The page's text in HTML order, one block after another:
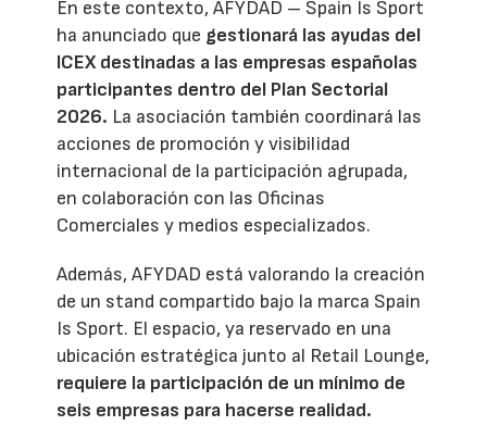
En este contexto, AFYDAD – Spain Is Sport
ha anunciado que gestionará las ayudas del
ICEX destinadas a las empresas españolas
participantes dentro del Plan Sectorial
2026. La asociación también coordinará las
acciones de promoción y visibilidad
internacional de la participación agrupada,
en colaboración con las Oficinas
Comerciales y medios especializados.
Además, AFYDAD está valorando la creación
de un stand compartido bajo la marca Spain
Is Sport. El espacio, ya reservado en una
ubicación estratégica junto al Retail Lounge,
requiere la participación de un mínimo de
seis empresas para hacerse realidad.